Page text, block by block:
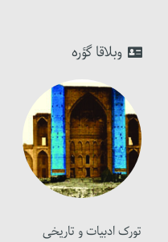
وبلاقا گؤره
تورک ادبیات و تاریخی